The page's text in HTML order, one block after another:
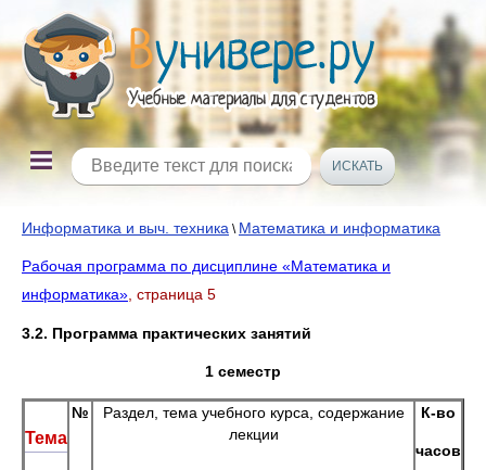
Информатика и выч. техника \ Математика и информатика
Рабочая программа по дисциплине «Математика и
информатика» , страница 5
3.2. Программа практических занятий
1 семестр
Тема
№
Раздел, тема учебного курса, содержание
лекции
К-во
часов